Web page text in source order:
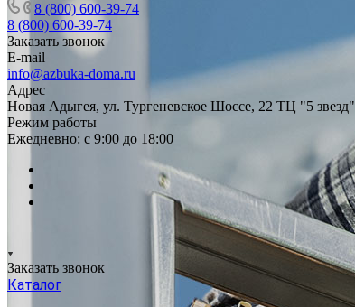
8 (800) 600-39-74
8 (800) 600-39-74
Заказать звонок
E-mail
info@azbuka-doma.ru
Адрес
Новая Адыгея, ул. Тургеневское Шоссе, 22 ТЦ "5 звезд"
Режим работы
Ежедневно: с 9:00 до 18:00
Заказать звонок
Каталог